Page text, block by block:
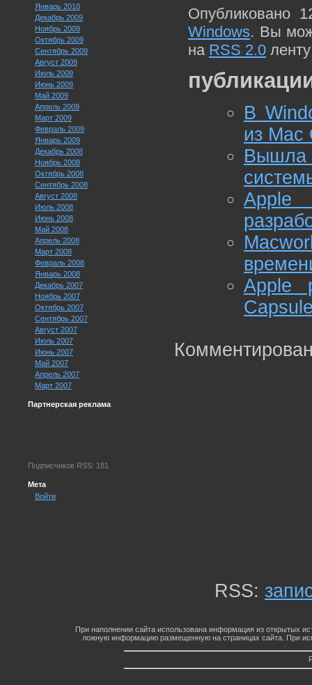
Январь 2010
Декабрь 2009
Ноябрь 2009
Октябрь 2009
Сентябрь 2009
Август 2009
Июль 2009
Июнь 2009
Май 2009
Апрель 2009
Март 2009
Февраль 2009
Январь 2009
Декабрь 2008
Ноябрь 2008
Октябрь 2008
Сентябрь 2008
Август 2008
Июль 2008
Июнь 2008
Май 2008
Апрель 2008
Март 2008
Февраль 2008
Январь 2008
Декабрь 2007
Ноябрь 2007
Октябрь 2007
Сентябрь 2007
Август 2007
Июль 2007
Июнь 2007
Май 2007
Апрель 2007
Март 2007
Партнерская реклама
Подписчиков RSS: 181
Мета
Войти
Опубликовано
Windows. Вы
на RSS 2.0
В
из Mac
Вышла
Apple
RSS:
При наполнении сайта использована информация из открытых
ложную информацию размещенную на страницах сайта. При